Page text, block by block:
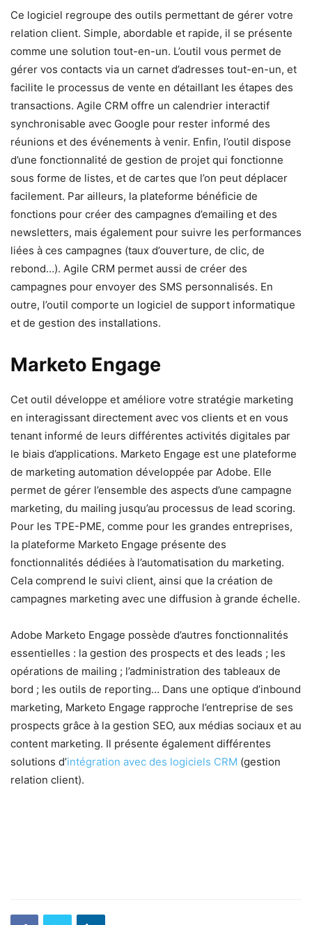
Ce logiciel regroupe des outils permettant de gérer votre
relation client. Simple, abordable et rapide, il se présente
comme une solution tout-en-un. L’outil vous permet de
gérer vos contacts via un carnet d’adresses tout-en-un, et
facilite le processus de vente en détaillant les étapes des
transactions. Agile CRM offre un calendrier interactif
synchronisable avec Google pour rester informé des
réunions et des événements à venir. Enfin, l’outil dispose
d’une fonctionnalité de gestion de projet qui fonctionne
sous forme de listes, et de cartes que l’on peut déplacer
facilement. Par ailleurs, la plateforme bénéficie de
fonctions pour créer des campagnes d’emailing et des
newsletters, mais également pour suivre les performances
liées à ces campagnes (taux d’ouverture, de clic, de
rebond…). Agile CRM permet aussi de créer des
campagnes pour envoyer des SMS personnalisés. En
outre, l’outil comporte un logiciel de support informatique
et de gestion des installations.
Marketo Engage
Cet outil développe et améliore votre stratégie marketing
en interagissant directement avec vos clients et en vous
tenant informé de leurs différentes activités digitales par
le biais d’applications. Marketo Engage est une plateforme
de marketing automation développée par Adobe. Elle
permet de gérer l’ensemble des aspects d’une campagne
marketing, du mailing jusqu’au processus de lead scoring.
Pour les TPE-PME, comme pour les grandes entreprises,
la plateforme Marketo Engage présente des
fonctionnalités dédiées à l’automatisation du marketing.
Cela comprend le suivi client, ainsi que la création de
campagnes marketing avec une diffusion à grande échelle.
Adobe Marketo Engage possède d’autres fonctionnalités
essentielles : la gestion des prospects et des leads ; les
opérations de mailing ; l’administration des tableaux de
bord ; les outils de reporting… Dans une optique d’inbound
marketing, Marketo Engage rapproche l’entreprise de ses
prospects grâce à la gestion SEO, aux médias sociaux et au
content marketing. Il présente également différentes
solutions d’intégration avec des logiciels CRM (gestion
relation client).